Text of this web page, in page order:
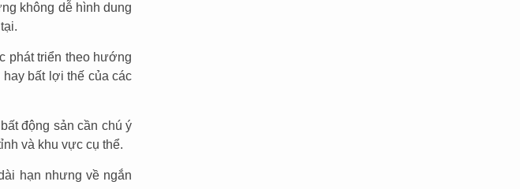
không dễ hình dung
phát triển theo hướng
bất lợi thế của các
động sản cần chú ý
và khu vực cụ thể.
hạn nhưng về ngắn